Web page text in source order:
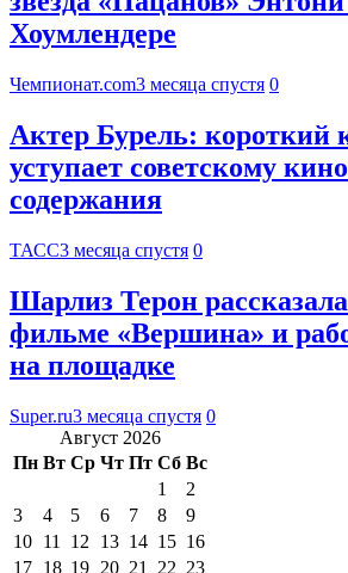
Хоумлендере
Чемпионат.com3 месяца спустя 0
Актер Бурель: короткий
уступает советскому
содержания
ТАСС3 месяца спустя 0
Шарлиз Терон
фильме «Вершина» и
на площадке
Super.ru3 месяца спустя 0
Август 2026
Пн Вт Ср Чт Пт Сб Вс
1
2
3
4 5 6 7 8
9
10 11 12 13 14 15 16
17 18 19 20 21 22 23